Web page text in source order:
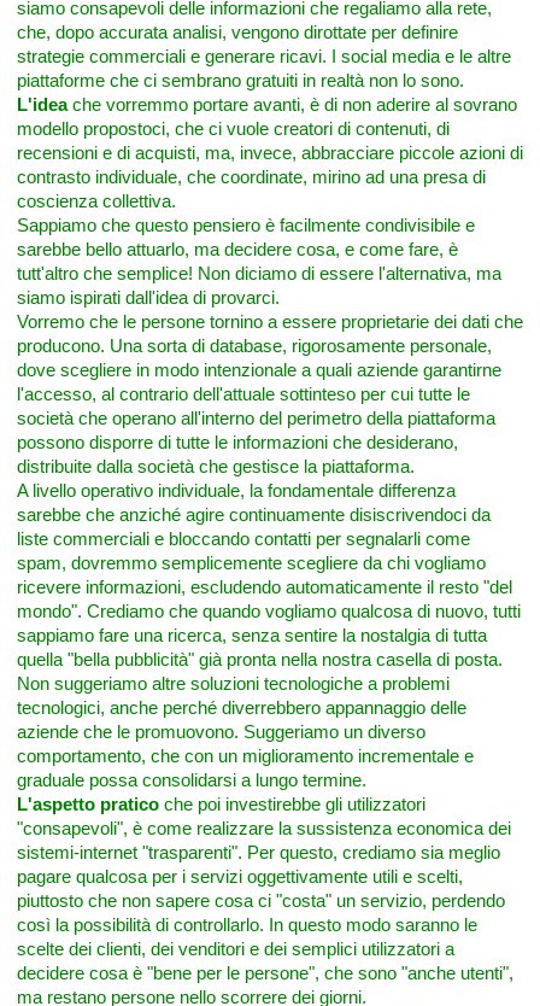
siamo consapevoli delle informazioni che regaliamo alla rete,
che, dopo accurata analisi, vengono dirottate per definire
strategie commerciali e generare ricavi. I social media e le altre
piattaforme che ci sembrano gratuiti in realtà non lo sono.
L'ideache vorremmo portare avanti, è di non aderire al sovrano
modello propostoci, che ci vuole creatori di contenuti, di
recensioni e di acquisti, ma, invece, abbracciare piccole azioni di
contrasto individuale, che coordinate, mirino ad una presa di
coscienza collettiva.
Sappiamo che questo pensiero è facilmente condivisibile e
sarebbe bello attuarlo, ma decidere cosa, e come fare, è
tutt'altro che semplice! Non diciamo di essere l'alternativa, ma
siamo ispirati dall'idea di provarci.
Vorremo che le persone tornino a essere proprietarie dei dati che
producono. Una sorta di database, rigorosamente personale,
dove scegliere in modo intenzionale a quali aziende garantirne
l'accesso, al contrario dell'attuale sottinteso per cui tutte le
società che operano all'interno del perimetro della piattaforma
possono disporre di tutte le informazioni che desiderano,
distribuite dalla società che gestisce la piattaforma.
A livello operativo individuale, la fondamentale differenza
sarebbe che anziché agire continuamente disiscrivendoci da
liste commerciali e bloccando contatti per segnalarli come
spam, dovremmo semplicemente scegliere da chi vogliamo
ricevere informazioni, escludendo automaticamente il resto "del
mondo". Crediamo che quando vogliamo qualcosa di nuovo, tutti
sappiamo fare una ricerca, senza sentire la nostalgia di tutta
quella "bella pubblicità" già pronta nella nostra casella di posta.
Non suggeriamo altre soluzioni tecnologiche a problemi
tecnologici, anche perché diverrebbero appannaggio delle
aziende che le promuovono. Suggeriamo un diverso
comportamento, che con un miglioramento incrementale e
graduale possa consolidarsi a lungo termine.
L'aspetto pratico che poi investirebbe gli utilizzatori
"consapevoli", è come realizzare la sussistenza economica dei
sistemi-internet "trasparenti". Per questo, crediamo sia meglio
pagare qualcosa per i servizi oggettivamente utili e scelti,
piuttosto che non sapere cosa ci "costa" un servizio, perdendo
così la possibilità di controllarlo. In questo modo saranno le
scelte dei clienti, dei venditori e dei semplici utilizzatori a
decidere cosa è "bene per le persone", che sono "anche utenti",
ma restano persone nello scorrere dei giorni.